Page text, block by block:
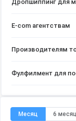
Дропшиппинг для
Е-com агентствам
Производителям
Фулфилмент для
Месяц 6